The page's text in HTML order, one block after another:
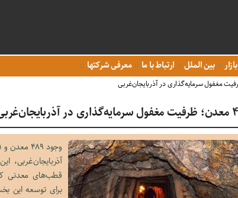
بین الملل ارتباط با ما معرفی شرکتها
آذربایجان‌غربی،
قطب‌های معدنی
برای توسعه این